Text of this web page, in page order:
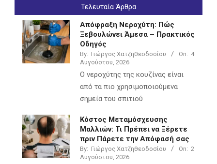
Τελευταία Άρθρα
Απόφραξη Νεροχύτη: Πώς
Ξεβουλώνει Άμεσα – Πρακτικός
Οδηγός
By: Γιώργος Χατζηθεοδοσίου On: 4
Αυγούστου, 2026
Ο νεροχύτης της κουζίνας είναι
από τα πιο χρησιμοποιούμενα
σημεία του σπιτιού
Κόστος Μεταμόσχευσης
Μαλλιών: Τι Πρέπει να Ξέρετε
πριν Πάρετε την Απόφασή σας
By: Γιώργος Χατζηθεοδοσίου On: 2
Αυγούστου, 2026